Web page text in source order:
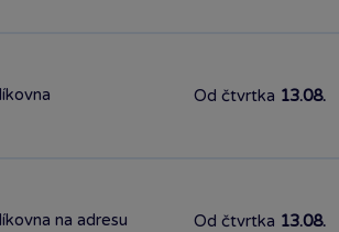
Od čtvrtka 13.08.
na adresu Od čtvrtka 13.08.